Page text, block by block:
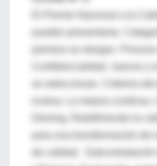
pueden presentarse.
premios se otorgan.